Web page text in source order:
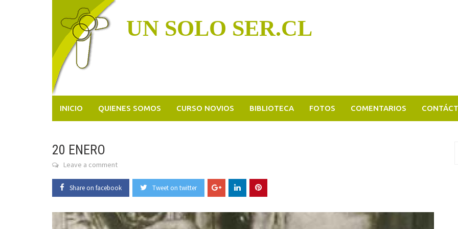
UN SOLO SER.CL
INICIO QUIENES SOMOS CURSO NOVIOS BIBLIOTECA FOTOS COMENTARIOS
20 ENERO
Leave a comment
Share on facebook Tweet on twitter